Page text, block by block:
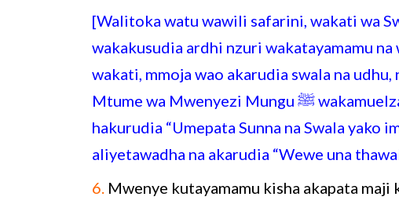
[Walitoka watu wawili safarini, wakati wa
wakakusudia ardhi nzuri wakatayamamu
wakati, mmoja wao akarudia swala na
Mtume wa Mwenyezi Mungu ﷺ wakamuelza hayo, akasema kumwambia yule ambaye
hakurudia “Umepata Sunna na Swala yako
aliyetawadha na akarudia “Wewe una
6. Mwenye kutayamamu kisha akapata